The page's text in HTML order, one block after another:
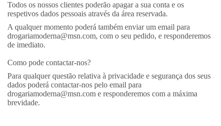
Todos os nossos clientes poderão apagar a sua conta e os
respetivos dados pessoais através da área reservada.
A qualquer momento poderá também enviar um email para
drogariamoderna@msn.com, com o seu pedido, e responderemos
de imediato.
Como pode contactar-nos?
Para qualquer questão relativa à privacidade e segurança dos seus
dados poderá contactar-nos pelo email para
drogariamoderna@msn.com e responderemos com a máxima
brevidade.